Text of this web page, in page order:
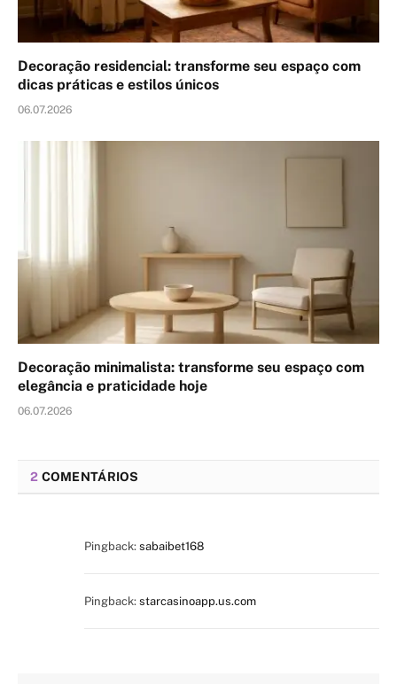
Decoração residencial: transforme seu espaço com
dicas práticas e estilos únicos
06.07.2026
Decoração minimalista: transforme seu espaço com
elegância e praticidade hoje
06.07.2026
2 COMENTÁRIOS
Pingback: sabaibet168
Pingback: starcasinoapp.us.com